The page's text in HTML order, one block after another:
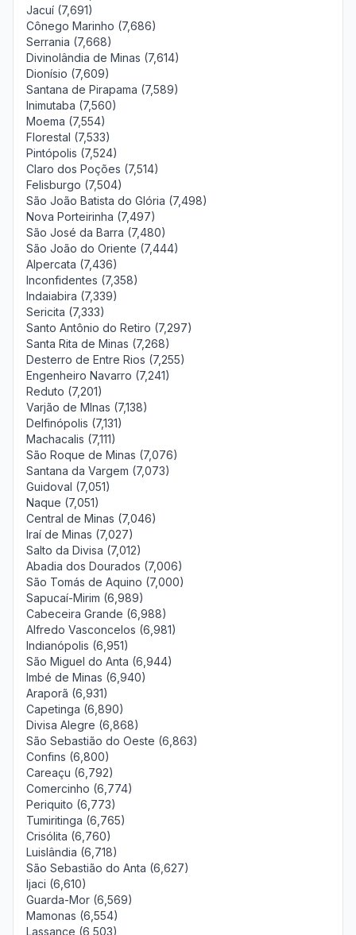
Jacuí (7,691)
Cônego Marinho (7,686)
Serrania (7,668)
Divinolândia de Minas (7,614)
Dionísio (7,609)
Santana de Pirapama (7,589)
Inimutaba (7,560)
Moema (7,554)
Florestal (7,533)
Pintópolis (7,524)
Claro dos Poções (7,514)
Felisburgo (7,504)
São João Batista do Glória (7,498)
Nova Porteirinha (7,497)
São José da Barra (7,480)
São João do Oriente (7,444)
Alpercata (7,436)
Inconfidentes (7,358)
Indaiabira (7,339)
Sericita (7,333)
Santo Antônio do Retiro (7,297)
Santa Rita de Minas (7,268)
Desterro de Entre Rios (7,255)
Engenheiro Navarro (7,241)
Reduto (7,201)
Varjão de MInas (7,138)
Delfinópolis (7,131)
Machacalis (7,111)
São Roque de Minas (7,076)
Santana da Vargem (7,073)
Guidoval (7,051)
Naque (7,051)
Central de Minas (7,046)
Iraí de Minas (7,027)
Salto da Divisa (7,012)
Abadia dos Dourados (7,006)
São Tomás de Aquino (7,000)
Sapucaí-Mirim (6,989)
Cabeceira Grande (6,988)
Alfredo Vasconcelos (6,981)
Indianópolis (6,951)
São Miguel do Anta (6,944)
Imbé de Minas (6,940)
Araporã (6,931)
Capetinga (6,890)
Divisa Alegre (6,868)
São Sebastião do Oeste (6,863)
Confins (6,800)
Careaçu (6,792)
Comercinho (6,774)
Periquito (6,773)
Tumiritinga (6,765)
Crisólita (6,760)
Luislândia (6,718)
São Sebastião do Anta (6,627)
Ijaci (6,610)
Guarda-Mor (6,569)
Mamonas (6,554)
Lassance (6,503)